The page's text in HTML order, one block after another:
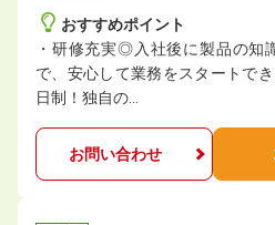
おすすめポイント
・研修充実◎入社後に製品の知
で、安心して業務をスタートで
日制！独自の…
お問い合わせ